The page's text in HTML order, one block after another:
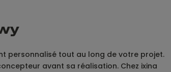
personnalisé tout au long de votre projet.
avant sa réalisation. Chez ixina